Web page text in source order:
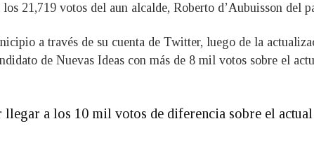
21,719 votos del aun alcalde, Roberto d’Aubuisson del
a través de su cuenta de Twitter, luego de la
de Nuevas Ideas con más de 8 mil votos sobre el
a los 10 mil votos de diferencia sobre el